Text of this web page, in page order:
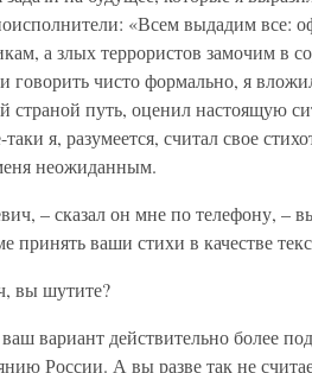
«Всем выдадим все:
а злых террористов замочим в
говорить чисто формально, я
путь, оценил настоящую
я, разумеется, считал свое
неожиданным.
– сказал он мне по телефону, –
ваши стихи в качестве
вы шутите?
вариант действительно более
России. А вы разве так не